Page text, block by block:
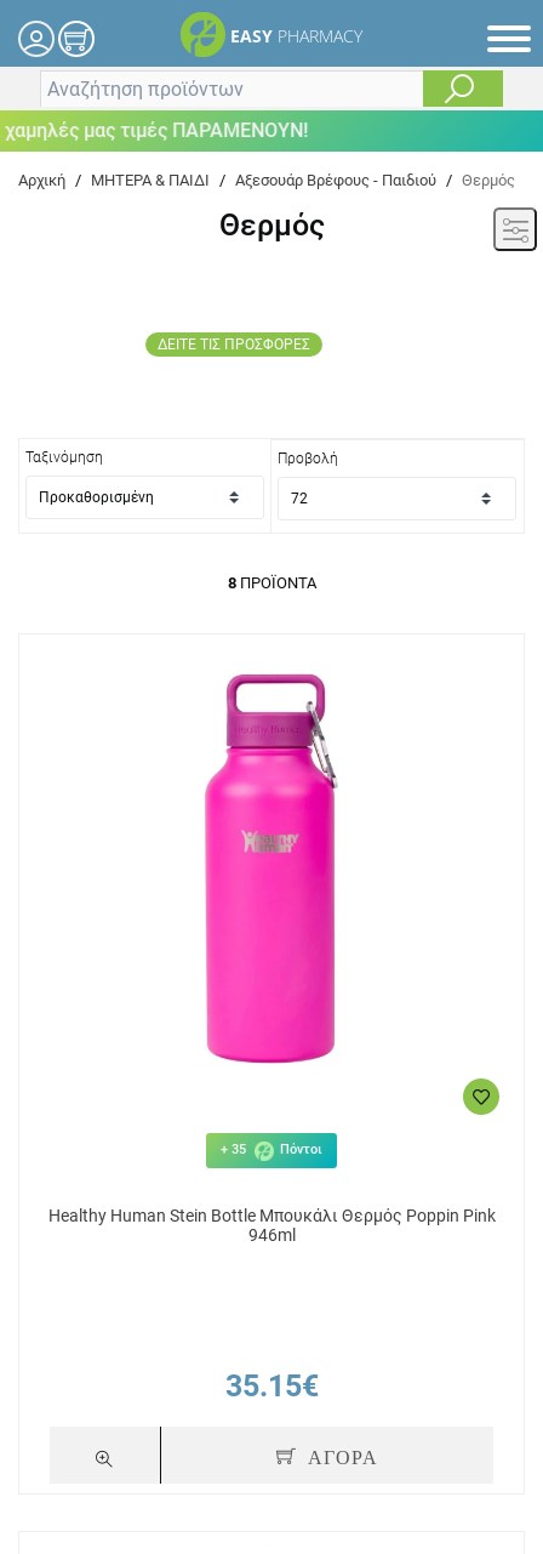
EASY PHARMACY
μας τιμές ΠΑΡΑΜΕΝΟΥΝ!
Αρχική / ΜΗΤΕΡΑ & ΠΑΙΔΙ / Αξεσουάρ Βρέφους - Παιδιού / Θερμός
Θερμός
ΔΕΙΤΕ ΤΙΣ ΠΡΟΣΦΟΡΕΣ
Ταξινόμηση Προβολή
8ΠΡΟΪΌΝΤΑ
+ 35 Πόντοι
Healthy Human Stein Bottle Μπουκάλι Θερμός Poppin Pink
946ml
35.15€
ΑΓΟΡΑ